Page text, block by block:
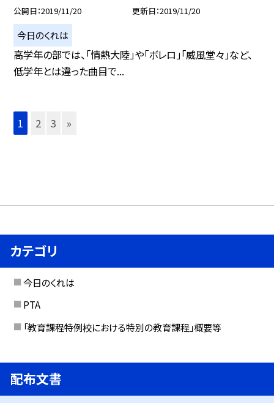
公開日 2019/11/20 更新日 2019/11/20
今日のくれは
高学年の部では、「情熱大陸」や「ボレロ」「威風堂々」など、
低学年とは違った曲目で...
1 2 3 »
カテゴリ
今日のくれは
PTA
「教育課程特例校における特別の教育課程」概要等
配布文書